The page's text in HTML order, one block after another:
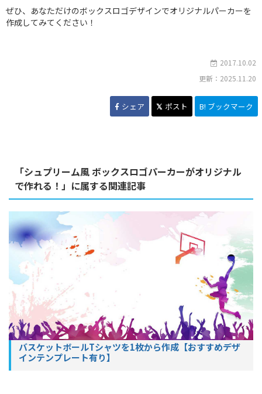
ぜひ、あなただけのボックスロゴデザインでオリジナルパーカーを
作成してみてください！
2017.10.02
更新：2025.11.20
シェア ポスト B! ブックマーク
「シュプリーム風 ボックスロゴパーカーがオリジナル
で作れる！」に属する関連記事
バスケットボールTシャツを1枚から作成【おすすめデザ
インテンプレート有り】